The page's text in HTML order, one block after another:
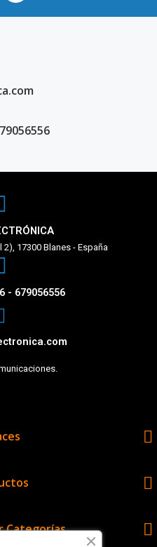
17300 Blanes - España
- 679056556


Categorías 